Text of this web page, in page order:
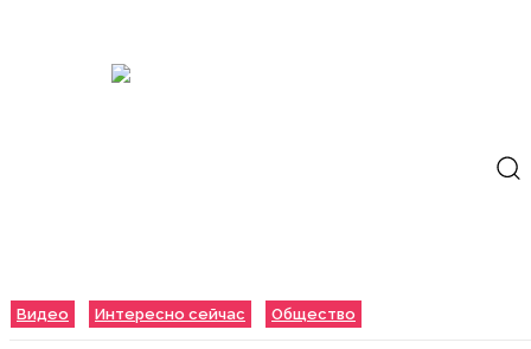
Видео Интересно сейчас Общество